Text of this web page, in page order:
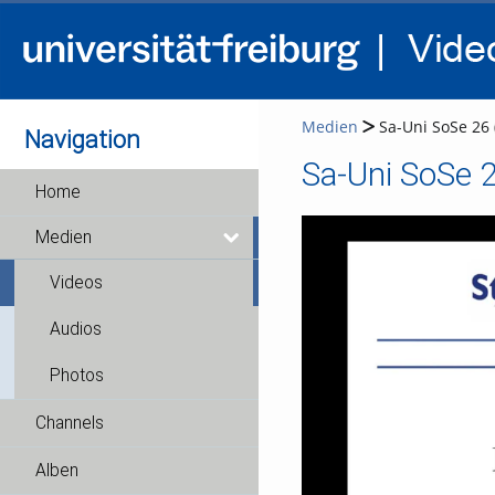
Navigation
Home
Medien
Videos
Audios
Photos
Channels
Alben
Medien Sa-Uni SoSe 26
Sa-Uni SoSe